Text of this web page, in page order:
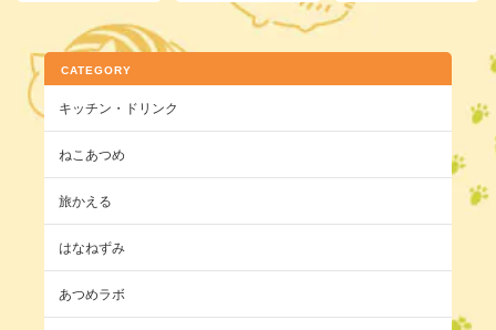
CATEGORY
キッチン・ドリンク
ねこあつめ
旅かえる
はなねずみ
あつめラボ